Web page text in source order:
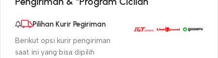
Pilihan Kurir Pegiriman
Berikut opsi kurir pengiriman
saat ini yang bisa dipilih